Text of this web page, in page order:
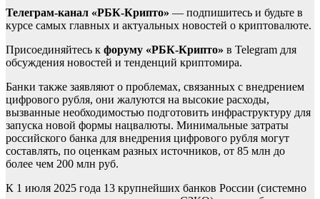
Телеграм-канал «РБК-Крипто» — подпишитесь и будьте в
курсе самых главных и актуальных новостей о криптовалюте.
Присоединяйтесь к форуму «РБК-Крипто» в Telegram для
обсуждения новостей и тенденций криптомира.
Банки также заявляют о проблемах, связанных с внедрением
цифрового рубля, они жалуются на высокие расходы,
вызванные необходимостью подготовить инфраструктуру для
запуска новой формы нацвалюты. Минимальные затраты
российского банка для внедрения цифрового рубля могут
составлять, по оценкам разных источников, от 85 млн до
более чем 200 млн руб.
К 1 июля 2025 года 13 крупнейших банков России (системно